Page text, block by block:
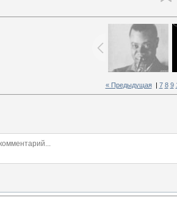
« Предыдущая| 7 8 9